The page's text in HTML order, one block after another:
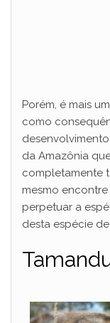
Porém, é mais
como
da Amazônia
completamente
mesmo
perpetuar a
desta espécie